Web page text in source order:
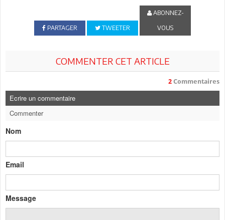
PARTAGER TWEETER
ABONNEZ-
VOUS
COMMENTER CET ARTICLE
2 Commentaires
Ecrire un commentaire
Commenter
Nom
Email
Message